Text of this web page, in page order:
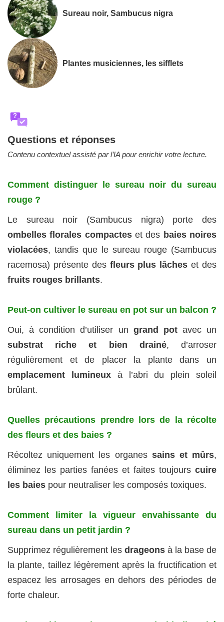
Sureau noir, Sambucus nigra
Plantes musiciennes, les sifflets
?
Questions et réponses
Contenu contextuel assisté par l’IA pour enrichir votre lecture.
Comment distinguer le sureau noir du sureau
rouge ?
Le sureau noir (Sambucus nigra) porte des
ombelles florales compacteset des baies noires
violacées, tandis que le sureau rouge (Sambucus
racemosa) présente des fleurs plus lâches et des
fruits rouges brillants.
Peut-on cultiver le sureau en pot sur un balcon ?
Oui, à condition d’utiliser un grand potavec un
substrat riche et bien drainé, d’arroser
régulièrement et de placer la plante dans un
emplacement lumineuxà l’abri du plein soleil
brûlant.
Quelles précautions prendre lors de la récolte
des fleurs et des baies ?
Récoltez uniquement les organes sains et mûrs,
éliminez les parties fanées et faites toujours cuire
les baies pour neutraliser les composés toxiques.
Comment limiter la vigueur envahissante du
sureau dans un petit jardin ?
Supprimez régulièrement les drageons à la base de
la plante, taillez légèrement après la fructification et
espacez les arrosages en dehors des périodes de
forte chaleur.